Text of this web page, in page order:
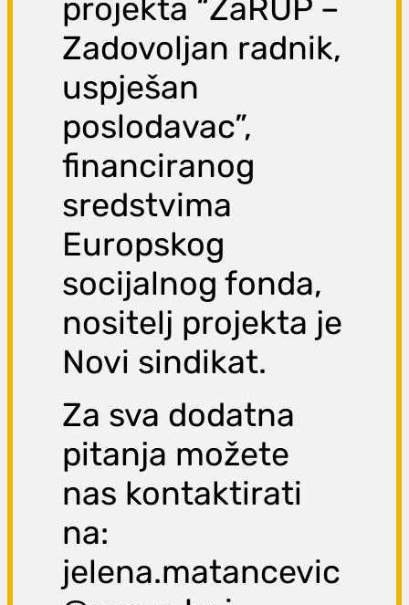
projekta “ZaRUP –
Zadovoljan radnik,
uspješan
poslodavac”,
financiranog
sredstvima
Europskog
socijalnog fonda,
nositelj projekta je
Novi sindikat.
Za sva dodatna
pitanja možete
nas kontaktirati
na:
jelena.matancevic